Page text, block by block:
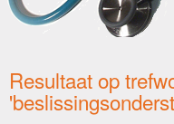
Resultaat op